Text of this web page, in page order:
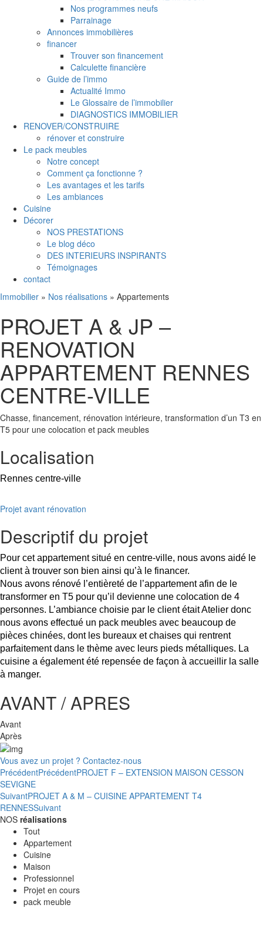
Nos programmes neufs
Parrainage
Annonces immobilières
financer
Trouver son financement
Calculette financière
Guide de l’immo
Actualité Immo
Le Glossaire de l’immobilier
DIAGNOSTICS IMMOBILIER
RENOVER/CONSTRUIRE
rénover et construire
Le pack meubles
Notre concept
Comment ça fonctionne ?
Les avantages et les tarifs
Les ambiances
Cuisine
Décorer
NOS PRESTATIONS
Le blog déco
DES INTERIEURS INSPIRANTS
Témoignages
contact
Immobilier » Nos réalisations » Appartements
PROJET A & JP –
RENOVATION
APPARTEMENT RENNES
CENTRE-VILLE
Chasse, financement, rénovation intérieure, transformation d’un T3 en
T5 pour une colocation et pack meubles
Localisation
Rennes centre-ville
Projet avant rénovation
Descriptif du projet
Pour cet appartement situé en centre-ville, nous avons aidé le
client à trouver son bien ainsi qu’à le financer.
Nous avons rénové l’entièreté de l’appartement afin de le
transformer en T5 pour qu’il devienne une colocation de 4
personnes. L’ambiance choisie par le client était Atelier donc
nous avons effectué un pack meubles avec beaucoup de
pièces chinées, dont les bureaux et chaises qui rentrent
parfaitement dans le thème avec leurs pieds métalliques. La
cuisine a également été repensée de façon à accueillir la salle
à manger.
AVANT / APRES
Avant
Après
Vous avez un projet ? Contactez-nous
PrécédentPrécédentPROJET F – EXTENSION MAISON CESSON
SEVIGNE
SuivantPROJET A & M – CUISINE APPARTEMENT T4
RENNESSuivant
NOS réalisations
Tout
Appartement
Cuisine
Maison
Professionnel
Projet en cours
pack meuble